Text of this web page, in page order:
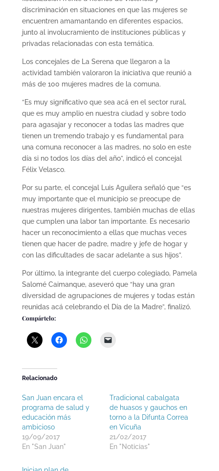
discriminación en situaciones en que las mujeres se
encuentren amamantando en diferentes espacios,
junto al involucramiento de instituciones públicas y
privadas relacionadas con esta temática.
Los concejales de La Serena que llegaron a la
actividad también valoraron la iniciativa que reunió a
más de 100 mujeres madres de la comuna.
“Es muy significativo que sea acá en el sector rural,
que es muy amplio en nuestra ciudad y sobre todo
para agasajar y reconocer a todas las madres que
tienen un tremendo trabajo y es fundamental para
una comuna reconocer a las madres, no solo en este
día si no todos los días del año”, indicó el concejal
Félix Velasco.
Por su parte, el concejal Luis Aguilera señaló que “es
muy importante que el municipio se preocupe de
nuestras mujeres dirigentes, también muchas de ellas
que cumplen una labor tan importante. Es necesario
hacer un reconocimiento a ellas que muchas veces
tienen que hacer de padre, madre y jefe de hogar y
con las dificultades de sacar adelante a sus hijos”.
Por último, la integrante del cuerpo colegiado, Pamela
Salomé Caimanque, aseveró que “hay una gran
diversidad de agrupaciones de mujeres y todas están
reunidas acá celebrando el Día de la Madre”, finalizó.
Compártelo:
Relacionado
San Juan encara el
programa de salud y
educación más
ambicioso
19/09/2017
En "San Juan"
Tradicional cabalgata
de huasos y gauchos en
torno a la Difunta Correa
en Vicuña
21/02/2017
En "Noticias"